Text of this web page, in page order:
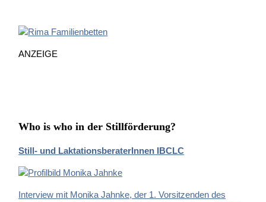
n
a
ANZEIGE
Who is who in der Stillförderung?
Still- und LaktationsberaterInnen IBCLC
Interview mit Monika Jahnke, der 1. Vorsitzenden des